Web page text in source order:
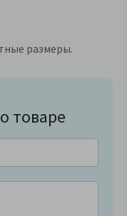
размеры.
товаре